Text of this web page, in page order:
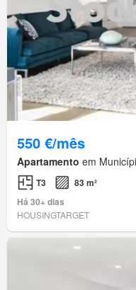
550 €/mês
Apartamento em
T3
83 m²
Há 30+ dias
HOUSINGTARGET